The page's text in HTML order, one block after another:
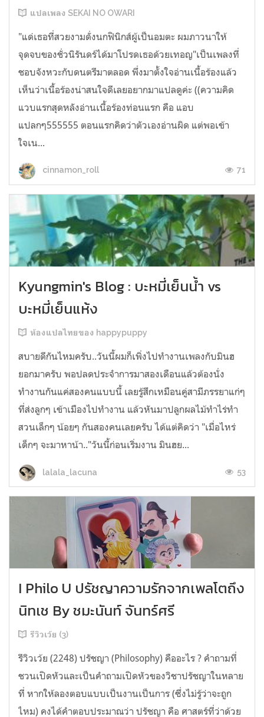
แปลเพลง SEKAI NO OWARI
"แด่เธอที่สวยงามดั่งนกฟินิกส์ผู้เป็นอมตะ ผมภาวนาให้
จุดจบของชั่วนิรันดร์ได้มาโปรดเธอด้วยเทอญ"เป็นเพลงที่
ชอบจังหวะกับดนตรีมาตลอด พึ่งมาตั้งใจอ่านเนื้อร้องแล้ว
เห็นว่าเนื้อร้องน่าสนใจดีเลยอยากมาแปลดูค่ะ ((ความคิด
แวบแรกสุดหลังอ่านเนื้อร้องท่อนแรก คือ แอบ
แปลกๆ555555 ตอนแรกคิดว่าตัวเองอ่านผิด แต่พอเข้า
ใจเน...
cinnamon_roll 71
Kyungmin's Blog : บะหมี่เย็นน้ำ vs
บะหมี่เย็นแห้ง
ห้องแปลไทยของ happypuppy
สบายดีกันไหมครับ..วันนี้ผมก็เพิ่งไปทำงานเพลงกับมินฮ
ยอกมาครับ พอปลดประจำการมาสองเดือนแล้วต้องนั่ง
ทำงานกันแค่สองคนแบบนี้ เลยรู้สึกเหมือนคู่สามีภรรยาแก่ๆ
ที่ส่งลูกๆ เข้าเมืองไปทำงาน แล้วหันมาปลูกผลไม้ทำไร่ทำ
สวนเล็กๆ น้อยๆ กันสองคนเลยครับ ได้แต่คิดว่า "เมื่อไหร่
เด็กๆ จะมาหาน้า.."วันนี้ก่อนเริ่มงาน มินฮย...
lalala_lacuna 53
I Philo U ปรัชญาความรักจากเพลโตถึง
นิทเช By ชมะนันท์ จันทร์ศรี
รีวิวเว้ย (3)
รีวิวเว้ย (2248) ปรัชญา (Philosophy) คืออะไร ? คำถามที่
ชวนเปิดหัวและเป็นคำถามเปิดหัวของวิชาปรัชญาในหลาย
ที่ หากให้ลองตอบแบบเป็นงานเป็นการ (ซึ่งไม่รู้ว่าจะถูก
ไหม) คงได้คำตอบประมาณว่า ปรัชญา คือ ศาสตร์ที่ว่าด้วย